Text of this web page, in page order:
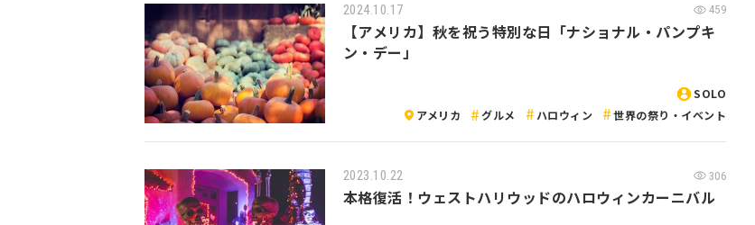
2024.10.17 459
【アメリカ】秋を祝う特別な日「ナショナル・パンプキ
ン・デー」
SOLO
アメリカ
グルメ ハロウィン 世界の祭り・イベント
2023.10.22 306
本格復活！ウェストハリウッドのハロウィンカーニバル